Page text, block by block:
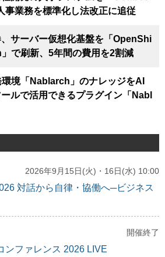
事業務を標準化し法改正に追従
サーバー仮想化基盤を「OpenShi
で刷新、5年間の費用を2割減
境「Nablarch」のナレッジをAI
ルで活用できるプラグイン「Nabl
2026年9月15日(火)・16日(水) 10:00
対話から自律・協働へ─ビジネス
開催終了
ンファレンス 2026 LIVE